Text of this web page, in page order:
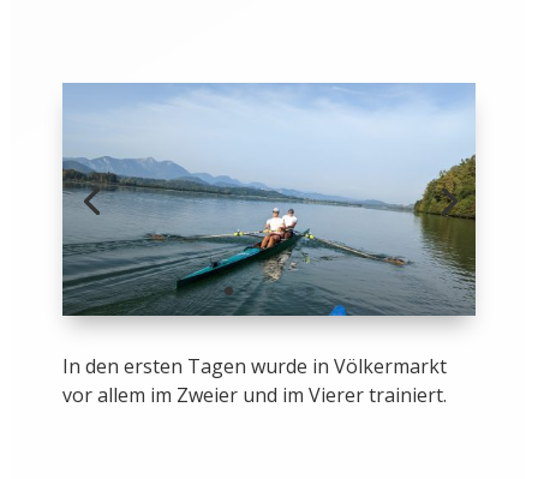
In den ersten Tagen wurde in Völkermarkt
vor allem im Zweier und im Vierer trainiert.